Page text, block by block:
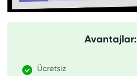
Avantajlar:
Ücretsiz